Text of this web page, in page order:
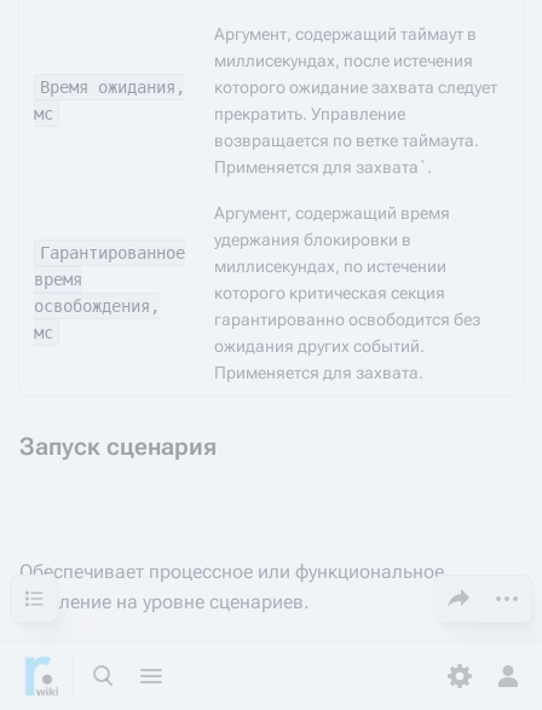
Открыть поиск
Открыть меню Toggle
Поделиться
Время ожидания,
мс
Аргумент, содержащий таймаут в
миллисекундах, после истечения
которого ожидание захвата следует
прекратить. Управление
возвращается по ветке таймаута.
Применяется для захвата`.
Гарантированное
время
освобождения,
мс
Аргумент, содержащий время
удержания блокировки в
миллисекундах, по истечении
которого критическая секция
гарантированно освободится без
ожидания других событий.
Применяется для захвата.
Запуск сценария
Обеспечивает процессное или функциональное
ветвление на уровне сценариев.
В случае организации автоматических сервисов
размеры сценария могут быть достаточно велики, и